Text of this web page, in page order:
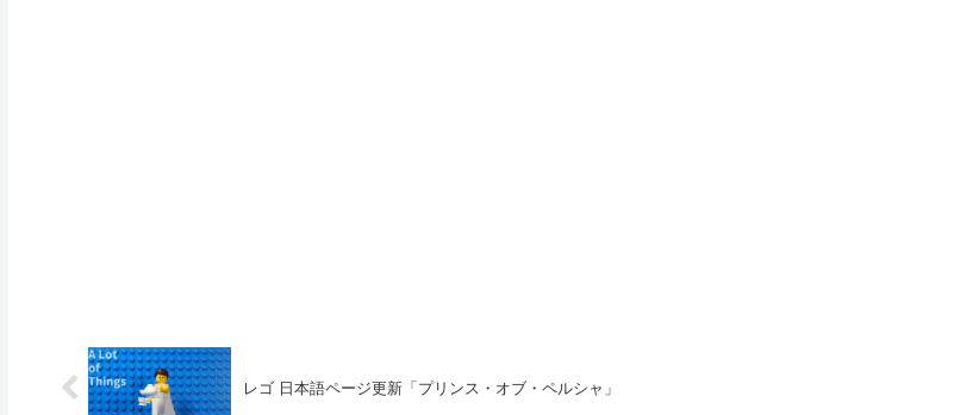
レゴ 日本語ページ更新「プリンス・オブ・ペルシャ」